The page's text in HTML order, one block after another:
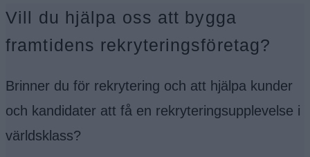
Vill du hjälpa oss att bygga
framtidens rekryteringsföretag?
Brinner du för rekrytering och att hjälpa kunder
och kandidater att få en rekryteringsupplevelse i
världsklass?